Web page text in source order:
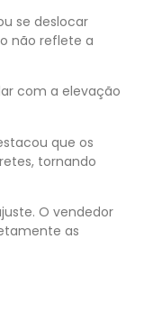
se deslocar
não reflete a
com a elevação
que os
tornando
O vendedor
as